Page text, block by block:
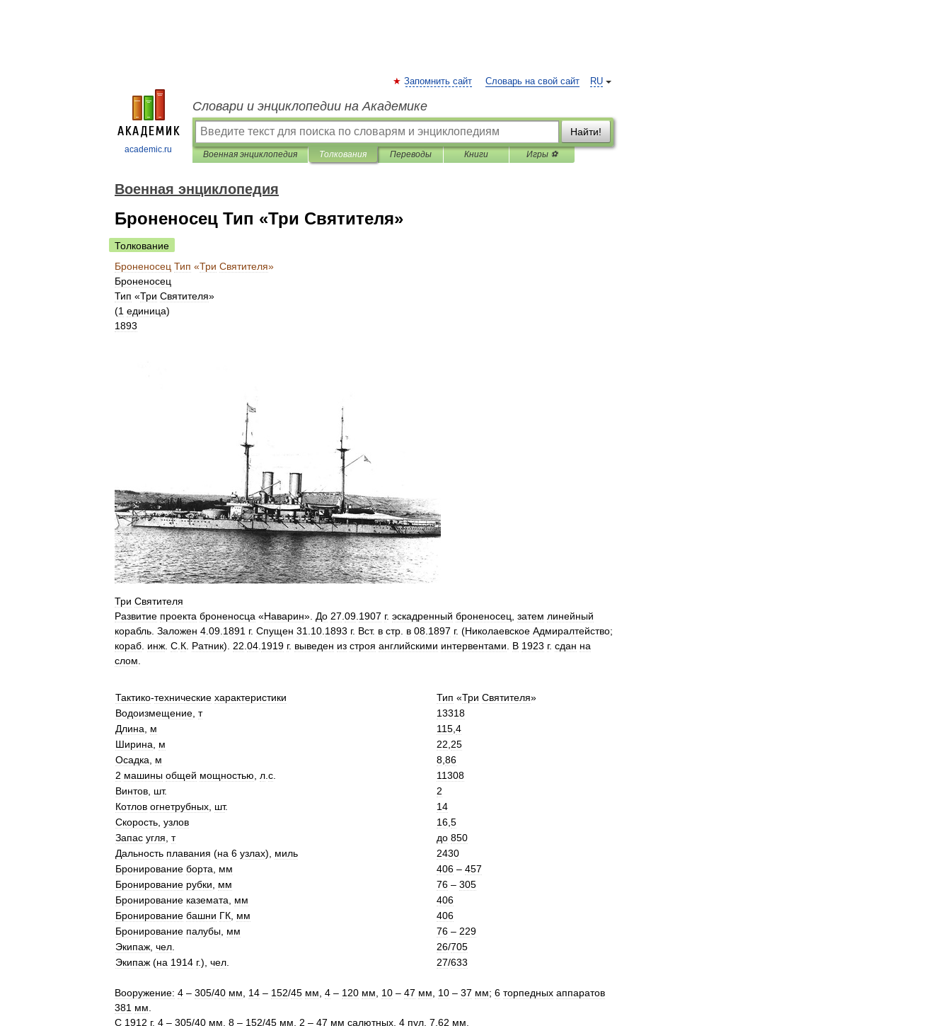
academic.ru
RU
Запомнить сайт Словарь на свой сайт
Словари и энциклопедии на Академике
Найти!
Военная энциклопедия Толкования Переводы Книги Игры ⚽
Военная энциклопедия
Броненосец Тип «Три Святителя»
Толкование
Броненосец Тип «Три Святителя»
Броненосец
Тип «Три Святителя»
(1 единица)
1893
Три Святителя
Развитие проекта броненосца «Наварин». До 27 09 1907 г. эскадренный броненосец затем линейный
корабль Заложен 4 09 1891 г. Спущен 31 10 1893 г. Вст. в стр в 08 1897 г. (Николаевское Адмиралтейство;
кораб инж С К Ратник). 22 04 1919 г. выведен из строя английскими интервентами В 1923 г. сдан на
слом
Тактико-технические характеристики Тип «Три Святителя»
Водоизмещение т
13318
Длина
м 115 4
Ширина
м 22 25
Осадка
м 8 86
2 машины общей мощностью л с
11308
Винтов шт.
2
Котлов огнетрубных шт.
14
Скорость узлов 16 5
Запас угля т до 850
Дальность плавания (на 6 узлах), миль
2430
Бронирование борта мм 406 – 457
Бронирование рубки мм 76 – 305
Бронирование каземата мм
406
Бронирование башни ГК мм
406
Бронирование палубы мм 76 – 229
Экипаж чел 26/705
Экипаж (на 1914 г.), чел 27/633
Вооружение: 4 – 305/40 мм 14 – 152/45 мм 4 – 120 мм 10 – 47 мм 10 – 37 мм; 6 торпедных аппаратов
381 мм
С 1912 г. 4 – 305/40 мм 8 – 152/45 мм 2 – 47 мм салютных 4 пул 7 62 мм